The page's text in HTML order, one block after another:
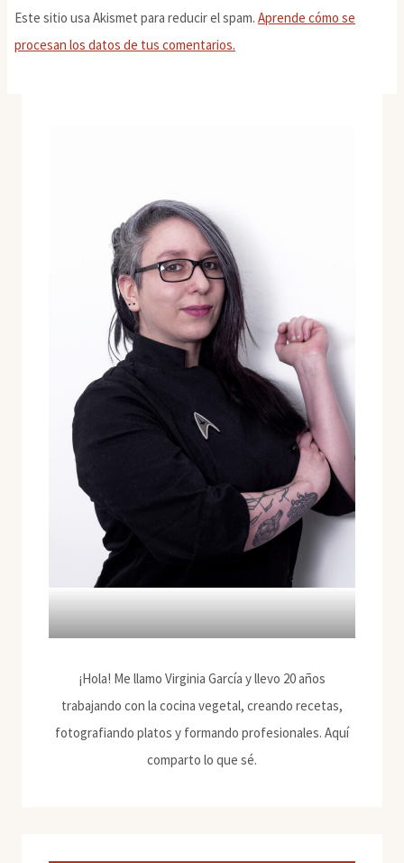
Este sitio usa Akismet para reducir el spam. Aprende cómo se
procesan los datos de tus comentarios.
¡Hola! Me llamo Virginia García y llevo 20 años
trabajando con la cocina vegetal, creando recetas,
fotografiando platos y formando profesionales. Aquí
comparto lo que sé.